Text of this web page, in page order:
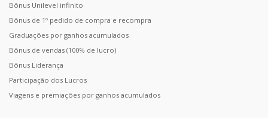
Bônus Unilevel infinito
Bônus de 1º pedido de compra e recompra
Graduações por ganhos acumulados
Bônus de vendas (100% de lucro)
Bônus Liderança
Participação dos Lucros
Viagens e premiações por ganhos acumulados